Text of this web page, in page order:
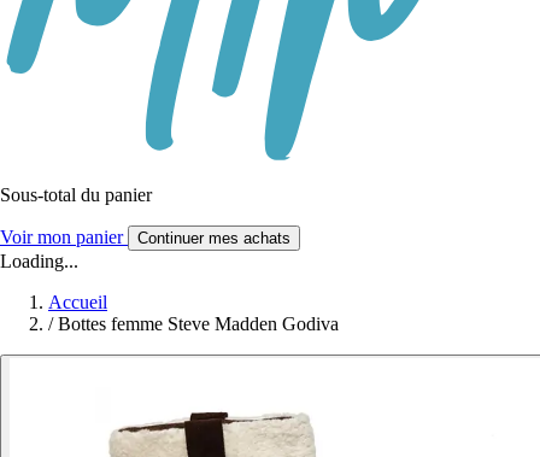
Sous-total du panier
Voir mon panier Continuer mes achats
Loading...
Accueil
/ Bottes femme Steve Madden Godiva